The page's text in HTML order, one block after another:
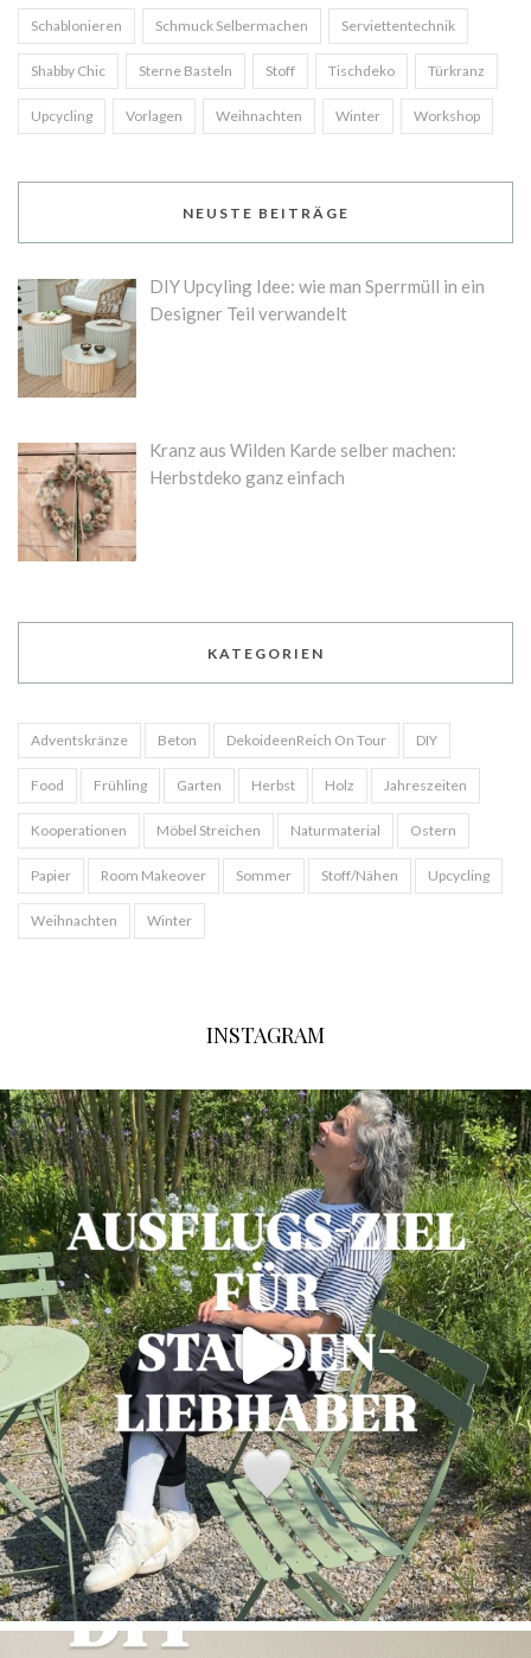
Schablonieren Schmuck Selbermachen Serviettentechnik
Shabby Chic Sterne Basteln Stoff Tischdeko Türkranz
Upcycling Vorlagen Weihnachten Winter Workshop
NEUSTE BEITRÄGE
DIY Upcyling Idee: wie man Sperrmüll in ein
Designer Teil verwandelt
Kranz aus Wilden Karde selber machen:
Herbstdeko ganz einfach
KATEGORIEN
Adventskränze Beton DekoideenReich On Tour DIY
Food Frühling Garten Herbst Holz Jahreszeiten
Kooperationen Möbel Streichen Naturmaterial Ostern
Papier Room Makeover Sommer Stoff/Nähen Upcycling
Weihnachten Winter
INSTAGRAM